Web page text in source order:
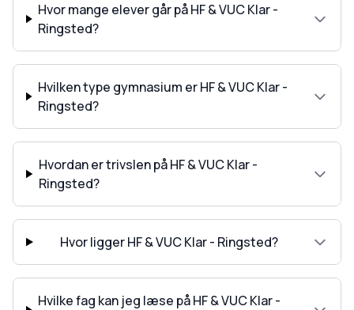
Hvor mange elever går på HF & VUC Klar -
Ringsted?
Hvilken type gymnasium er HF & VUC Klar -
Ringsted?
Hvordan er trivslen på HF & VUC Klar -
Ringsted?
Hvor ligger HF & VUC Klar - Ringsted?
Hvilke fag kan jeg læse på HF & VUC Klar -